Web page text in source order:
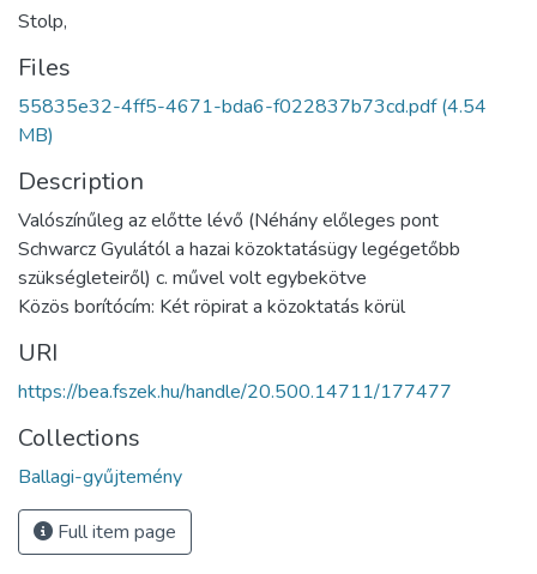
Stolp,
Files
55835e32-4ff5-4671-bda6-f022837b73cd.pdf(4.54
MB)
Description
Valószínűleg az előtte lévő (Néhány előleges pont
Schwarcz Gyulától a hazai közoktatásügy legégetőbb
szükségleteiről) c. művel volt egybekötve
Közös borítócím: Két röpirat a közoktatás körül
URI
https://bea.fszek.hu/handle/20.500.14711/177477
Collections
Ballagi-gyűjtemény
Full item page